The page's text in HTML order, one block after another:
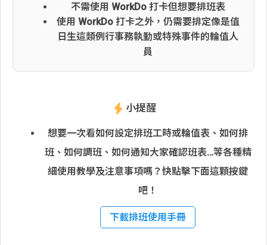
不需使用 WorkDo 打卡但想要排班表
使用 WorkDo 打卡之外，仍需要排定像是值
日生這類例行事務執勤或特殊事件的輪值人
員
小提醒
想要一次看如何設定排班工時或輪值表、如何排
班、如何調班、如何通知大家確認班表…等各種精
細使用教學及注意事項嗎？快點擊下面這顆按鍵
吧！
下載排班使用手冊